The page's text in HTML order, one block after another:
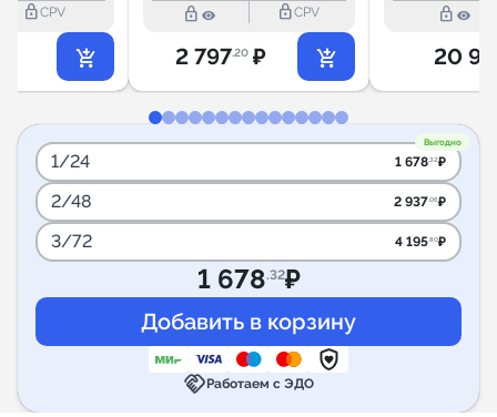
lock_outlineCPV lock_outline lock_outlineCPV
2 797.20 ₽
lock_outline
20
Выгодно
1/24 1 678.32₽
2/48 2 937.06₽
3/72 4 195.80₽
1 678.32₽
handshakeРаботаем с ЭДО